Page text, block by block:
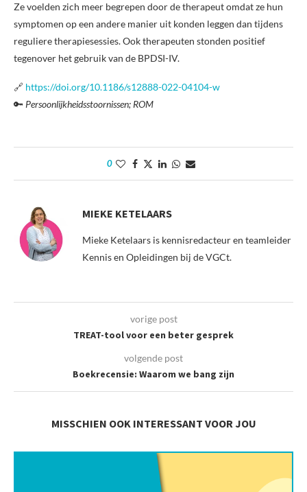
Ze voelden zich meer begrepen door de therapeut omdat ze hun
symptomen op een andere manier uit konden leggen dan tijdens
reguliere therapiesessies. Ook therapeuten stonden positief
tegenover het gebruik van de BPDSI-IV.
🔗 https://doi.org/10.1186/s12888-022-04104-w
🔑 Persoonlijkheidsstoornissen; ROM
0
MIEKE KETELAARS
Mieke Ketelaars is kennisredacteur en teamleider
Kennis en Opleidingen bij de VGCt.
vorige post
TREAT-tool voor een beter gesprek
volgende post
Boekrecensie: Waarom we bang zijn
MISSCHIEN OOK INTERESSANT VOOR JOU